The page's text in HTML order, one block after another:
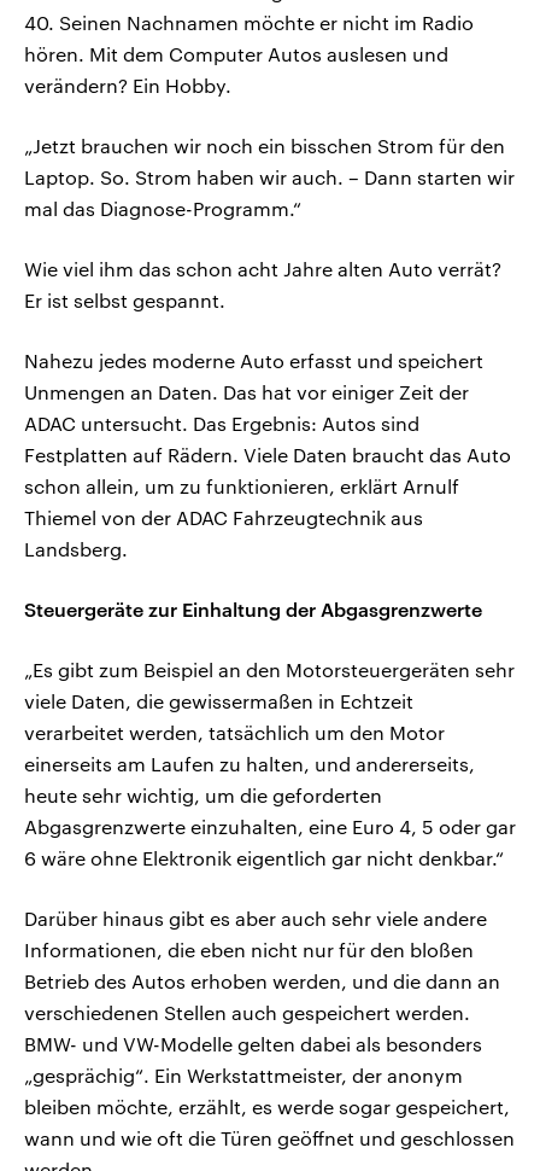
40. Seinen Nachnamen möchte er nicht im Radio
hören. Mit dem Computer Autos auslesen und
verändern? Ein Hobby.
„Jetzt brauchen wir noch ein bisschen Strom für den
Laptop. So. Strom haben wir auch. – Dann starten wir
mal das Diagnose-Programm.“
Wie viel ihm das schon acht Jahre alten Auto verrät?
Er ist selbst gespannt.
Nahezu jedes moderne Auto erfasst und speichert
Unmengen an Daten. Das hat vor einiger Zeit der
ADAC untersucht. Das Ergebnis: Autos sind
Festplatten auf Rädern. Viele Daten braucht das Auto
schon allein, um zu funktionieren, erklärt Arnulf
Thiemel von der ADAC Fahrzeugtechnik aus
Landsberg.
Steuergeräte zur Einhaltung der Abgasgrenzwerte
„Es gibt zum Beispiel an den Motorsteuergeräten sehr
viele Daten, die gewissermaßen in Echtzeit
verarbeitet werden, tatsächlich um den Motor
einerseits am Laufen zu halten, und andererseits,
heute sehr wichtig, um die geforderten
Abgasgrenzwerte einzuhalten, eine Euro 4, 5 oder gar
6 wäre ohne Elektronik eigentlich gar nicht denkbar.“
Darüber hinaus gibt es aber auch sehr viele andere
Informationen, die eben nicht nur für den bloßen
Betrieb des Autos erhoben werden, und die dann an
verschiedenen Stellen auch gespeichert werden.
BMW- und VW-Modelle gelten dabei als besonders
„gesprächig“. Ein Werkstattmeister, der anonym
bleiben möchte, erzählt, es werde sogar gespeichert,
wann und wie oft die Türen geöffnet und geschlossen